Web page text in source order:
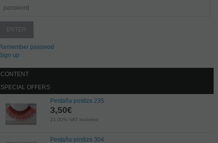
passwod
up
CONTENT
SPECIAL OFFERS
Pestaña postiza 235
3,50€
21.00%VAT included
Pestaña postiza 304